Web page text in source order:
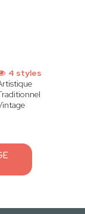
4 styles